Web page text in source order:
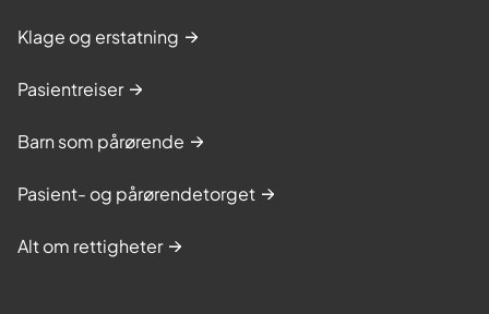
Klage og erstatning
Pasientreiser
Barn som pårørende
Pasient- og pårørendetorget
Alt om rettigheter